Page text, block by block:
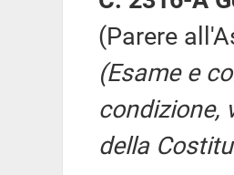
(Parere
(Esame e
condizione,
della